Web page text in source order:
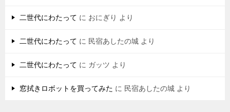
二世代にわたって に おにぎり より
二世代にわたって に 民宿あしたの城 より
二世代にわたって に ガッツ より
窓拭きロボットを買ってみた に 民宿あしたの城 より